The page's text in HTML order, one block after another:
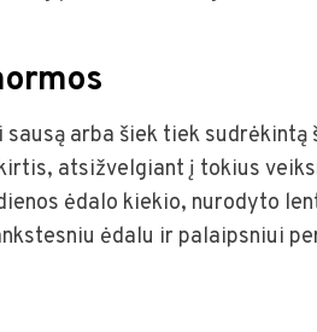
sausą arba šiek tiek
atsižvelgiant į tokius
ėdalo kiekio, nurodyto
ėdalu ir palaipsniui